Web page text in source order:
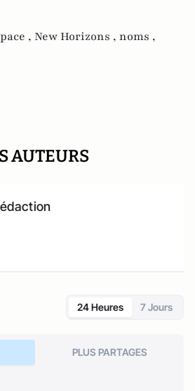
, New Horizons , noms ,
AUTEURS
24 Heures 7 Jours
PLUS PARTAGES